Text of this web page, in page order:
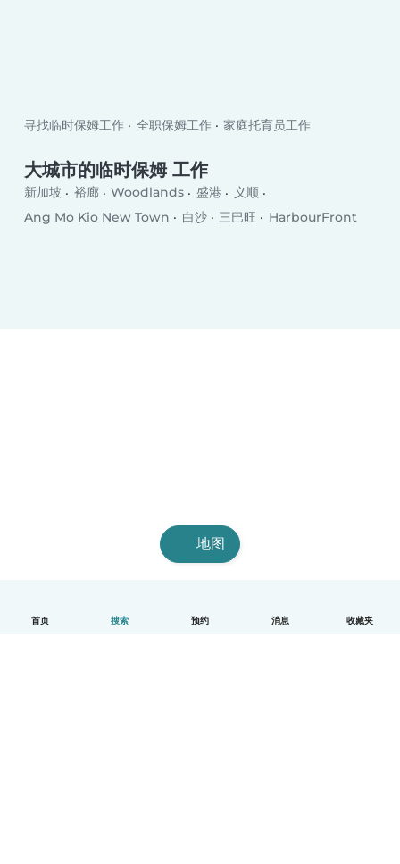
首页 搜索 预约 消息 收藏夹
寻找临时保姆工作 全职保姆工作 家庭托育员工作
大城市的临时保姆 工作
新加坡 裕廊 Woodlands 盛港
义顺
Ang Mo Kio New Town
白沙 三巴旺 HarbourFront
地图